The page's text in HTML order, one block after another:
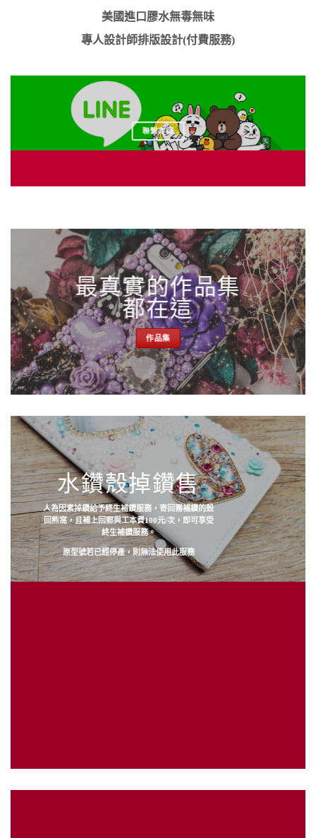
美國進口膠水無毒無味
專人設計師排版設計(付費服務)
聯繫客服
最真實的作品集
都在這
作品集
水鑽殼掉鑽售
人為因素掉鑽給予終生補鑽服務，寄回需補鑽的殼
回熊窩，且補上回郵與工本費100元/次，即可享受
終生補鑽服務。
原型號若已經停產，則無法使用此服務